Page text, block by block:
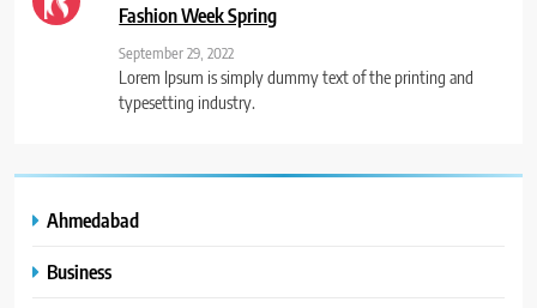
Fashion Week Spring
September 29, 2022
Lorem Ipsum is simply dummy text of the printing and
typesetting industry.
Ahmedabad
Business